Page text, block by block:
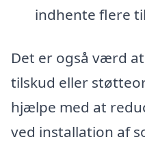
indhente flere
Det er også værd
tilskud eller
hjælpe med at
ved installation af